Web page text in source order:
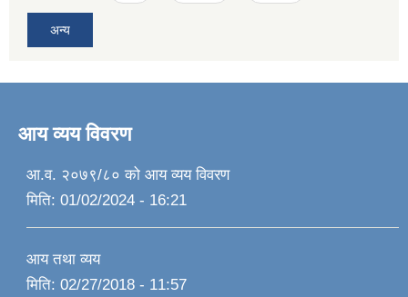
अन्य
आय व्यय विवरण
आ.व. २०७९/८० को आय व्यय विवरण
मिति: 01/02/2024 - 16:21
आय तथा व्यय
मिति: 02/27/2018 - 11:57